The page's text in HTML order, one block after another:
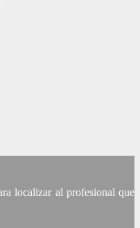
localizar al profesional que